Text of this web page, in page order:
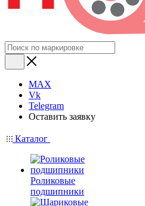
MAX
Vk
Telegram
Оставить заявку
Каталог
Роликовые
подшипники